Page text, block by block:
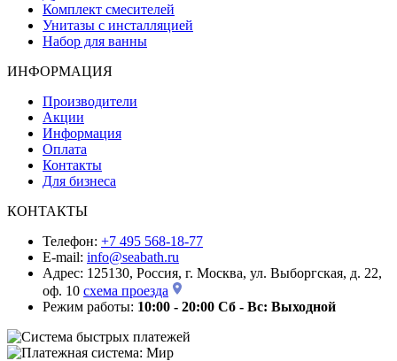
Комплект смесителей
Унитазы с инсталляцией
Набор для ванны
ИНФОРМАЦИЯ
Производители
Акции
Информация
Оплата
Контакты
Для бизнеса
КОНТАКТЫ
Телефон: +7 495 568-18-77
E-mail: info@seabath.ru
Адрес: 125130, Россия, г. Москва, ул. Выборгская, д. 22,
оф. 10 схема проезда
Режим работы: 10:00 - 20:00 Сб - Вс: Выходной